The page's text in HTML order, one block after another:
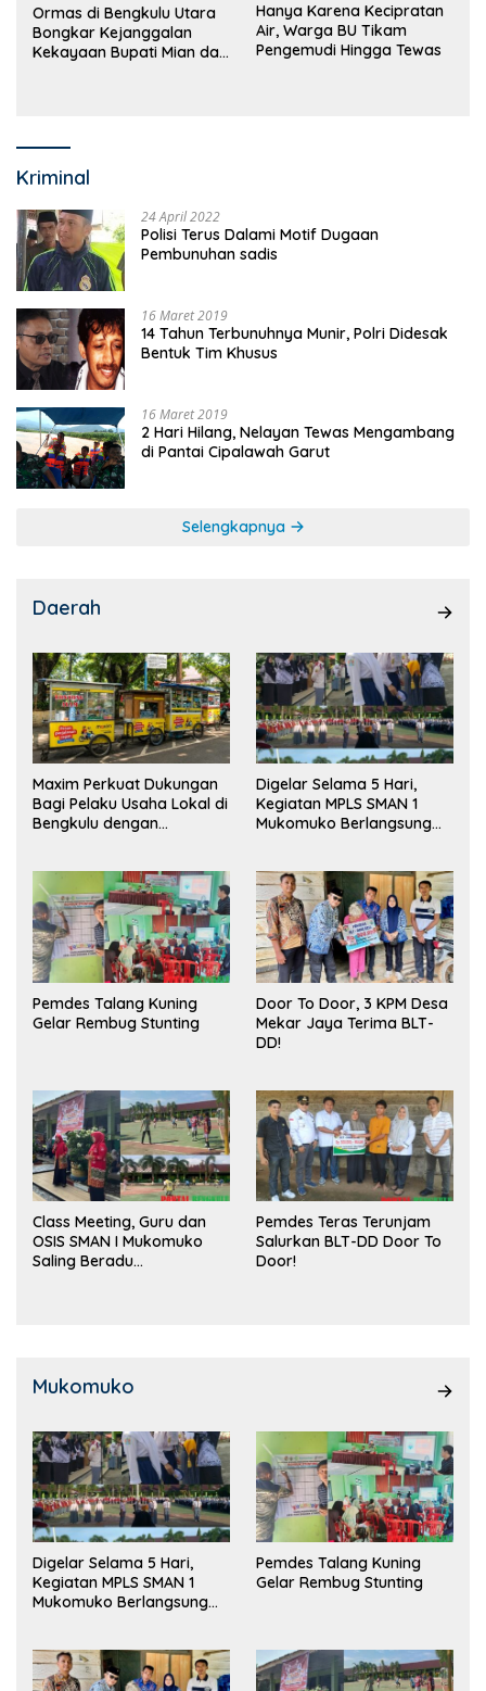
Ormas di Bengkulu Utara
Bongkar Kejanggalan
Kekayaan Bupati Mian dan
Hanya Karena Kecipratan
Air, Warga BU Tikam
Pengemudi Hingga Tewas
Kriminal
24 April 2022
Polisi Terus Dalami Motif Dugaan
Pembunuhan sadis
16 Maret 2019
14 Tahun Terbunuhnya Munir, Polri Didesak
Bentuk Tim Khusus
16 Maret 2019
2 Hari Hilang, Nelayan Tewas Mengambang
di Pantai Cipalawah Garut
Selengkapnya
Daerah
Maxim Perkuat Dukungan
Bagi Pelaku Usaha Lokal di
Bengkulu dengan
Pasar
Digelar Selama 5 Hari,
Kegiatan MPLS SMAN 1
Mukomuko Berlangsung
Pemdes Talang Kuning
Gelar Rembug Stunting
Door To Door, 3 KPM Desa
Mekar Jaya Terima BLT-
DD!
Class Meeting, Guru dan
OSIS SMAN I Mukomuko
Saling Beradu
Pemdes Teras Terunjam
Salurkan BLT-DD Door To
Door!
Mukomuko
Digelar Selama 5 Hari,
Kegiatan MPLS SMAN 1
Mukomuko Berlangsung
Pemdes Talang Kuning
Gelar Rembug Stunting